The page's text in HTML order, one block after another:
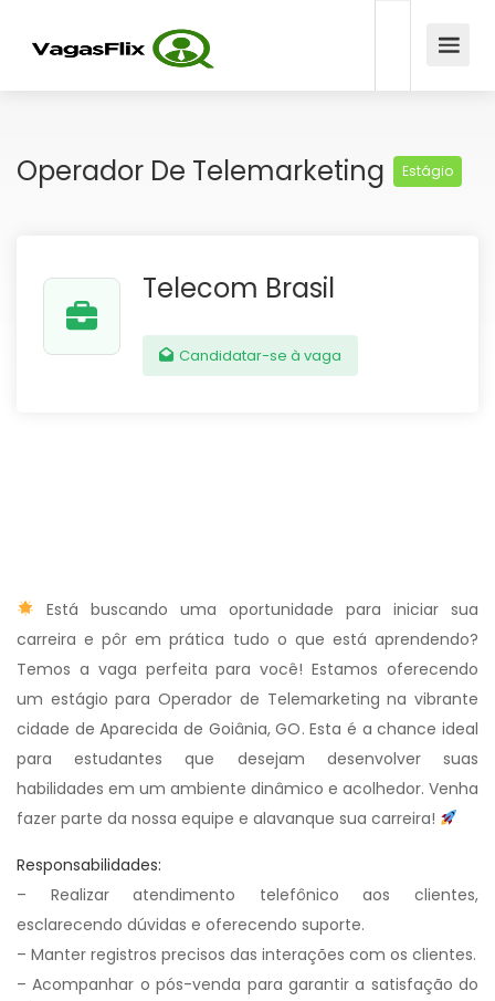
Operador De Telemarketing Estágio
Telecom Brasil
Candidatar-se à vaga
Está buscando uma oportunidade para iniciar sua
carreira e pôr em prática tudo o que está aprendendo?
Temos a vaga perfeita para você! Estamos oferecendo
um estágio para Operador de Telemarketing na vibrante
cidade de Aparecida de Goiânia, GO. Esta é a chance ideal
para estudantes que desejam desenvolver suas
habilidades em um ambiente dinâmico e acolhedor. Venha
fazer parte da nossa equipe e alavanque sua carreira!
Responsabilidades:
– Realizar atendimento telefônico aos clientes,
esclarecendo dúvidas e oferecendo suporte.
– Manter registros precisos das interações com os clientes.
– Acompanhar o pós-venda para garantir a satisfação do